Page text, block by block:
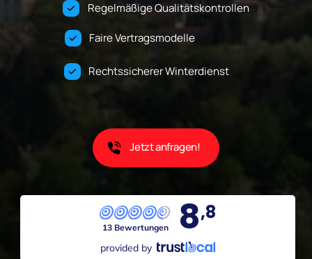
Regelmäßige Qualitätskontrollen
Jetzt anfragen!
13 Bewertungen 8,8
provided by